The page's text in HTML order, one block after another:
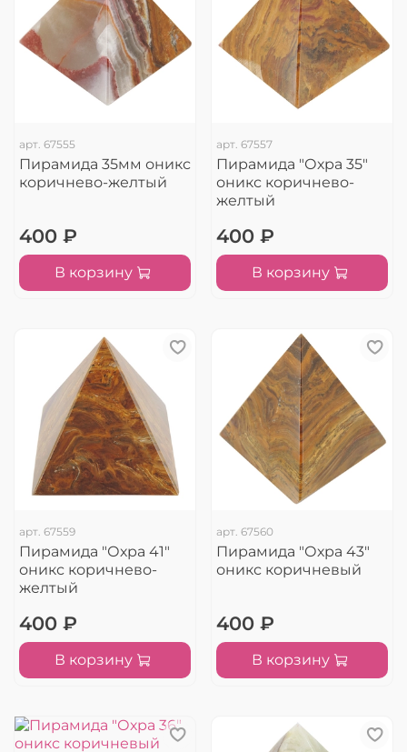
арт. 67555
Пирамида 35мм оникс
коричнево-желтый
400 ₽
В корзину
арт. 67557
Пирамида "Охра 35"
оникс коричнево-
желтый
400 ₽
В корзину
арт. 67559
Пирамида "Охра 41"
оникс коричнево-
желтый
400 ₽
В корзину
арт. 67560
Пирамида "Охра 43"
оникс коричневый
400 ₽
В корзину